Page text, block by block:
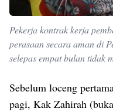
Pekerja kontrak kerja
perasaan secara aman di
selepas empat bulan tidak
Sebelum loceng
pagi, Kak Zahirah